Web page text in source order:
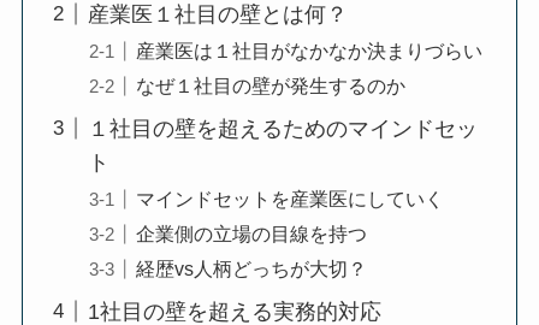
産業医１社目の壁とは何？
産業医は１社目がなかなか決まりづらい
なぜ１社目の壁が発生するのか
１社目の壁を超えるためのマインドセッ
ト
マインドセットを産業医にしていく
企業側の立場の目線を持つ
経歴vs人柄どっちが大切？
1社目の壁を超える実務的対応